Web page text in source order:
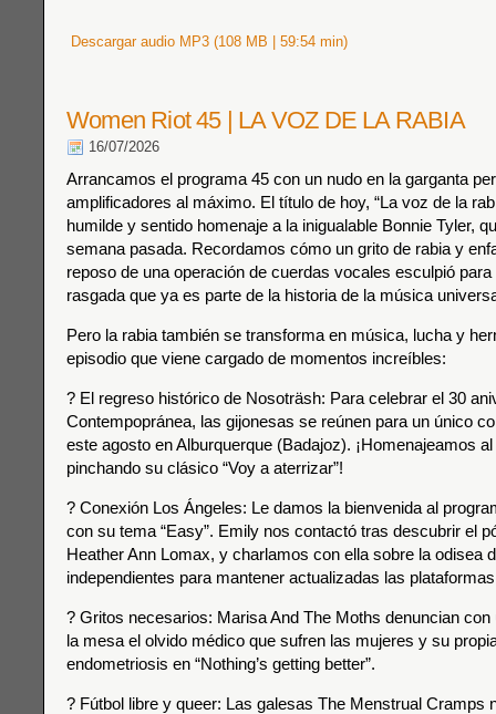
Descargar audio MP3 (108 MB | 59:54 min)
Women Riot 45 | LA VOZ DE LA RABIA
16/07/2026
Arrancamos el programa 45 con un nudo en la garganta
amplificadores al máximo. El título de hoy, “La voz de la
humilde y sentido homenaje a la inigualable Bonnie Tyler,
semana pasada. Recordamos cómo un grito de rabia y
reposo de una operación de cuerdas vocales esculpió
rasgada que ya es parte de la historia de la música
Pero la rabia también se transforma en música, lucha y
episodio que viene cargado de momentos increíbles:
? El regreso histórico de Nosoträsh: Para celebrar el 30
Contempopránea, las gijonesas se reúnen para un único
este agosto en Alburquerque (Badajoz). ¡Homenajeamos
pinchando su clásico “Voy a aterrizar”!
? Conexión Los Ángeles: Le damos la bienvenida al
con su tema “Easy”. Emily nos contactó tras descubrir el
Heather Ann Lomax, y charlamos con ella sobre la odisea
independientes para mantener actualizadas las
? Gritos necesarios: Marisa And The Moths denuncian con
la mesa el olvido médico que sufren las mujeres y su
endometriosis en “Nothing’s getting better”.
? Fútbol libre y queer: Las galesas The Menstrual Cramps